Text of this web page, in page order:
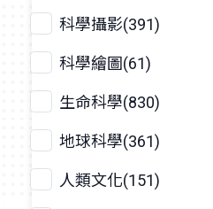
科學攝影(391)
科學繪圖(61)
生命科學(830)
地球科學(361)
人類文化(151)